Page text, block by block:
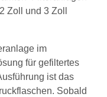
Zoll und 3 Zoll
im
für gefiltertes
ist das
Sobald